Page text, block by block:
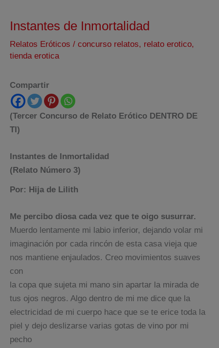
Instantes de Inmortalidad
Relatos Eróticos / concurso relatos, relato erotico,
tienda erotica
Compartir
(Tercer Concurso de Relato Erótico DENTRO DE
TI)
Instantes de Inmortalidad
(Relato Número 3)
Por: Hija de Lilith
Me percibo diosa cada vez que te oigo susurrar.
Muerdo lentamente mi labio inferior, dejando volar mi
imaginación por cada rincón de esta casa vieja que
nos mantiene enjaulados. Creo movimientos suaves
con
la copa que sujeta mi mano sin apartar la mirada de
tus ojos negros. Algo dentro de mi me dice que la
electricidad de mi cuerpo hace que se te erice toda la
piel y dejo deslizarse varias gotas de vino por mi
pecho